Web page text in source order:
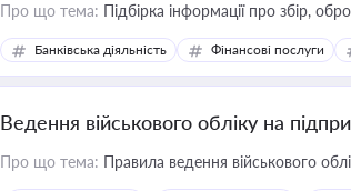
Про що тема: Підбірка інформації про збір,
Банківська діяльність Фінансові послуги
Ведення військового обліку на
Про що тема: Правила ведення військового